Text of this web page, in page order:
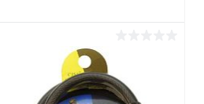
Запросить цену
Купить в 1 клик Сравнение